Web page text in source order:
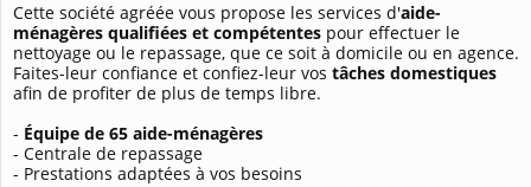
Cette société agréée vous propose les services d'aide-
ménagères qualifiées et compétentes pour effectuer le
nettoyage ou le repassage, que ce soit à domicile ou en agence.
Faites-leur confiance et confiez-leur vos tâches domestiques
afin de profiter de plus de temps libre.
- Équipe de 65 aide-ménagères
- Centrale de repassage
- Prestations adaptées à vos besoins